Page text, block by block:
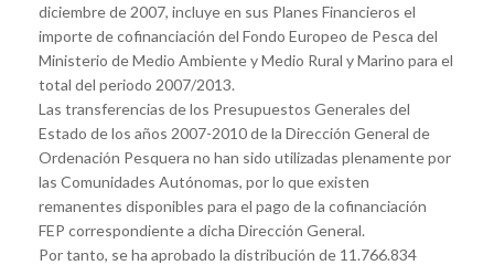
diciembre de 2007, incluye en sus Planes Financieros el
importe de cofinanciación del Fondo Europeo de Pesca del
Ministerio de Medio Ambiente y Medio Rural y Marino para el
total del periodo 2007/2013.
Las transferencias de los Presupuestos Generales del
Estado de los años 2007-2010 de la Dirección General de
Ordenación Pesquera no han sido utilizadas plenamente por
las Comunidades Autónomas, por lo que existen
remanentes disponibles para el pago de la cofinanciación
FEP correspondiente a dicha Dirección General.
Por tanto, se ha aprobado la distribución de 11.766.834